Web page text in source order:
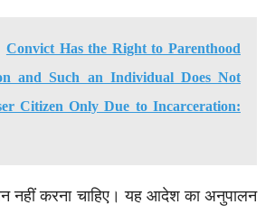
Convict Has the Right to Parenthood
and Such an Individual Does Not
Citizen Only Due to Incarceration:
नहीं करना चाहिए। यह आदेश का अनुपालन